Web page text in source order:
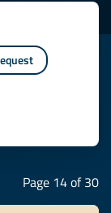
Page 14 of 30